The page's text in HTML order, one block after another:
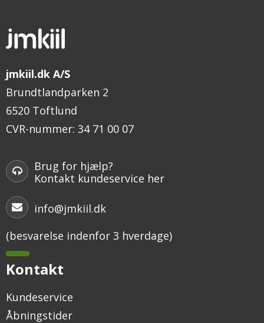
jmkiil.dk A/S
Brundtlandparken 2
6520 Toftlund
CVR-nummer: 34 71 00 07
Brug for hjælp?
Kontakt kundeservice her
info@jmkiil.dk
(besvarelse indenfor 3 hverdage)
Kontakt
Kundeservice
Åbningstider